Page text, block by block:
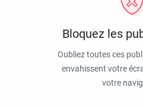
Bloquez les
Oubliez toutes ces
envahissent votre
votre